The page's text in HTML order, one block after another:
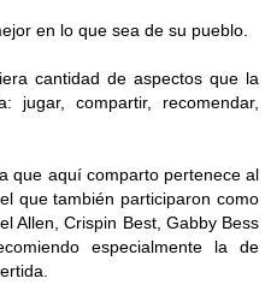
en lo que sea de su pueblo.
cantidad de aspectos que la
jugar, compartir, recomendar,
que aquí comparto pertenece al
que también participaron como
Allen, Crispin Best, Gabby Bess
especialmente la de